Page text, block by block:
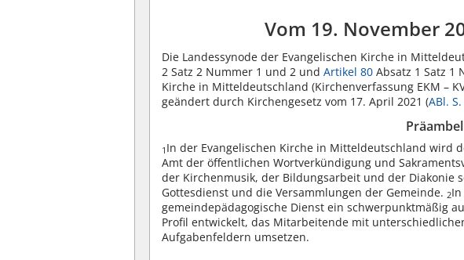
Vom 19. November
Die Landessynode der Evangelischen Kirche in
2 Satz 2 Nummer 1 und 2 undArtikel 80 Absatz 1 Satz 1
Kirche in Mitteldeutschland (Kirchenverfassung EKM –
geändert durch Kirchengesetz vom 17. April 2021 (ABl.
Präambel
1 In der Evangelischen Kirche in Mitteldeutschland wird
Amt der öffentlichen Wortverkündigung und
der Kirchenmusik, der Bildungsarbeit und der Diakonie
Gottesdienst und die Versammlungen der Gemeinde. 2
gemeindepädagogische Dienst ein schwerpunktmäßig
Profil entwickelt, das Mitarbeitende mit
Aufgabenfeldern umsetzen.